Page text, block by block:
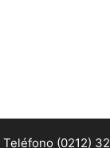
Teléfono (0212)